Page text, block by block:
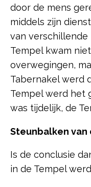
door de mens
middels zijn
van verschillende
Tempel kwam
overwegingen,
Tabernakel werd
Tempel werd het
was tijdelijk, de
Steunbalken
Is de conclusie
in de Tempel